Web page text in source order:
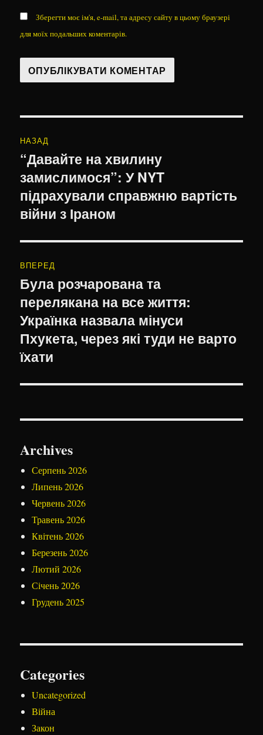
Зберегти моє ім'я, e-mail, та адресу сайту в цьому браузері
для моїх подальших коментарів.
записів
НАЗАД
Попередній
запис:
“Давайте на хвилину
замислимося”: У NYT
підрахували справжню вартість
війни з Іраном
ВПЕРЕД
Наступний
запис:
Була розчарована та
перелякана на все життя:
Українка назвала мінуси
Пхукета, через які туди не варто
їхати
Archives
Серпень 2026
Липень 2026
Червень 2026
Травень 2026
Квітень 2026
Березень 2026
Лютий 2026
Січень 2026
Грудень 2025
Categories
Uncategorized
Війна
Закон